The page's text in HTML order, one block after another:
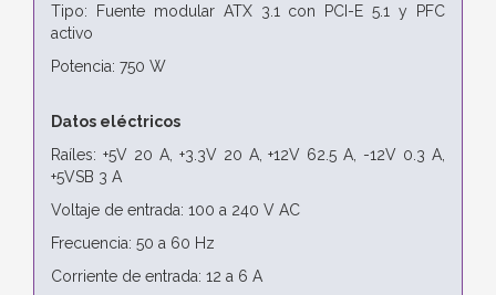
Tipo: Fuente modular ATX 3.1 con PCI-E 5.1 y PFC
activo
Potencia: 750 W
Datos eléctricos
Raíles: +5V 20 A, +3.3V 20 A, +12V 62.5 A, -12V 0.3 A,
+5VSB 3 A
Voltaje de entrada: 100 a 240 V AC
Frecuencia: 50 a 60 Hz
Corriente de entrada: 12 a 6 A